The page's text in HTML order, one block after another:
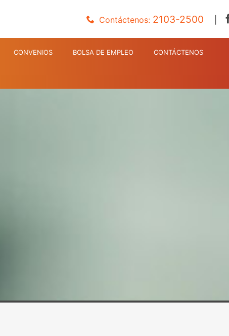
Contáctenos: 2103-2500
CONVENIOS BOLSA DE EMPLEO CONTÁCTENOS